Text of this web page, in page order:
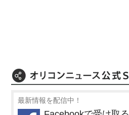
最新情報を配信中！